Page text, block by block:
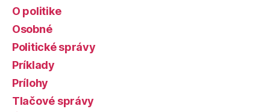
O politike
Osobné
Politické správy
Príklady
Prílohy
Tlačové správy